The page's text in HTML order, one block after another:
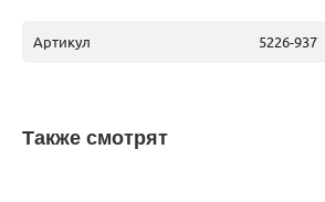
Артикул 5226-937
Также смотрят